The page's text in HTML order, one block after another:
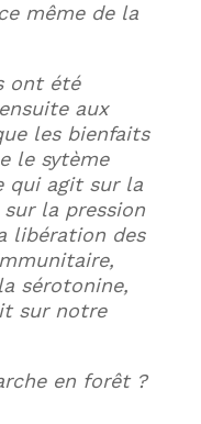
même de la
ont été
aux
les bienfaits
le sytème
qui agit sur la
la pression
libération des
sérotonine,
sur notre
en forêt ?